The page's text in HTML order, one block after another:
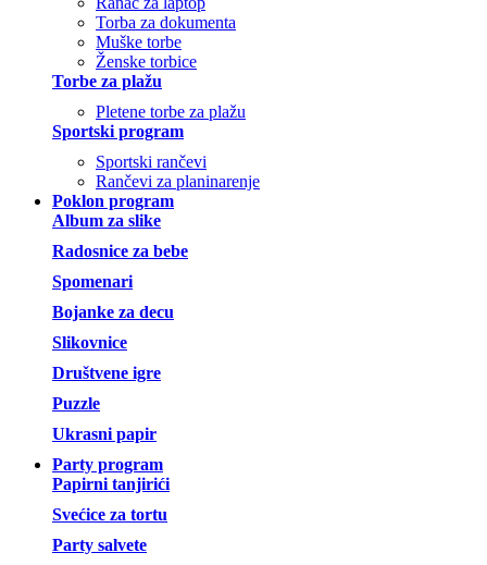
Torba za dokumenta
Muške torbe
Ženske torbice
Torbe za plažu
Pletene torbe za plažu
Sportski program
Sportski rančevi
Rančevi za planinarenje
Poklon program
Album za slike
Radosnice za bebe
Spomenari
Bojanke za decu
Slikovnice
Društvene igre
Puzzle
Ukrasni papir
Party program
Papirni tanjirići
Svećice za tortu
Party salvete